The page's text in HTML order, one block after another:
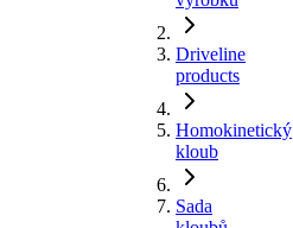
Driveline
products
Homokinetický
kloub
Sada